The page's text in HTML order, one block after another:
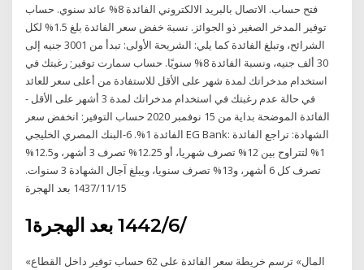
فتح حساب. الاتصال بالبريد الالكتروني الفائدة 8% عائد سنوي. حساب
توفير المدخر الصغير ذو الجوائز. نسبة خفض سعر الفائدة بلغ 1.5% لكل
الشرائح، وتبلغ الفائدة كما يلي: الشريحة الأولى: تبدأ من 3001 جنيه إلى
30 ألف جنيه، ونسبة الفائدة 8% سنويًا. حساب سمارت توفير; رغبتك في
استخدام مدخراتك لمدة شهر على الأقل للاستفادة من أعلى سعر للعائد
في حالة عدم رغبتك في استخدام مدخراتك لمدة 3 أشهر على الأقل -
الفائدة الموضحة بداية من 15 نوفمبر 2020 حساب التوفير: انخفض سعر
الفائدة 1%. 6-البنك المصري الخليجي EG Bank: الشهادة: تراجع الفائدة
1% لتتراوح بين 12% تصرف شهريا، أو 12.25% تصرف 3 أشهر، و12.5%
تصرف كل 6 أشهر، و13% تصرف سنويا، ويبلغ آجال الشهادة 3 سنوات.
15‏‏/11‏‏/1437 بعد الهجرة
1‏‏/6‏‏/1442 بعد الهجرة
«المال» ترسم خريطة سعر الفائدة على 62 حساب توفير داخل القطاع